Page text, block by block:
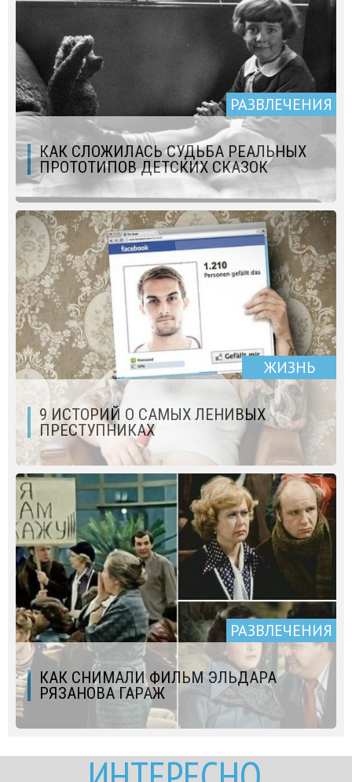
РАЗВЛЕЧЕНИЯ
КАК СЛОЖИЛАСЬ СУДЬБА РЕАЛЬНЫХ
ПРОТОТИПОВ ДЕТСКИХ СКАЗОК
ЖИЗНЬ
9 ИСТОРИЙ О САМЫХ ЛЕНИВЫХ
ПРЕСТУПНИКАХ
РАЗВЛЕЧЕНИЯ
КАК СНИМАЛИ ФИЛЬМ ЭЛЬДАРА
РЯЗАНОВА ГАРАЖ